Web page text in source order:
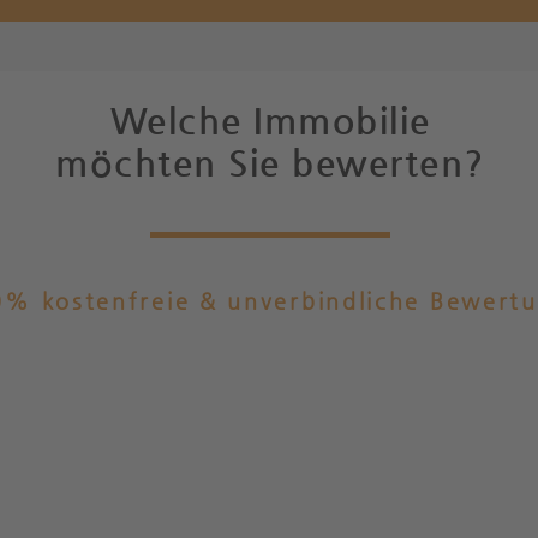
Welche Immobilie
möchten Sie bewerten?
kostenfreie & unverbindliche